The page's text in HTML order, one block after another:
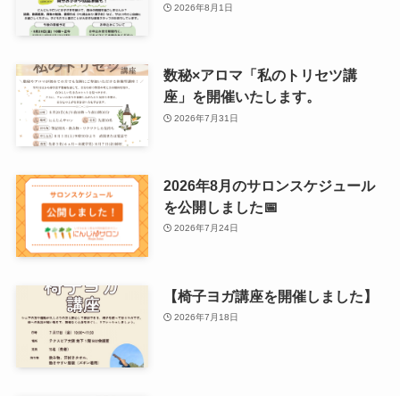
2026年8月1日
数秘×アロマ「私のトリセツ講
座」を開催いたします。
2026年7月31日
2026年8月のサロンスケジュール
を公開しました📅
2026年7月24日
【椅子ヨガ講座を開催しました】
2026年7月18日